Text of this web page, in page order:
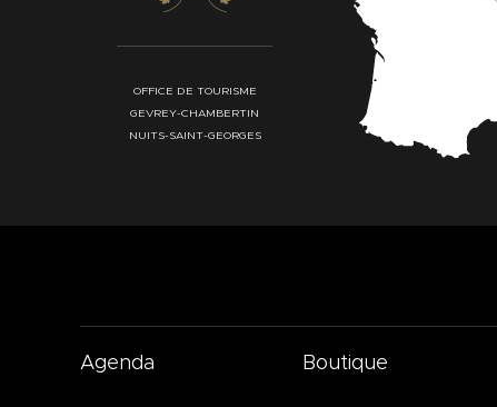
OFFICE DE TOURISME
GEVREY-CHAMBERTIN
NUITS-SAINT-GEORGES
Agenda Boutique